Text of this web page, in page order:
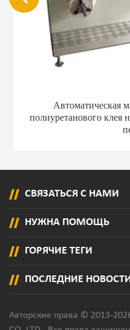
Автоматическая
полиуретанового клея
СВЯЗАТЬСЯ С НАМИ
НУЖНА ПОМОЩЬ
ГОРЯЧИЕ ТЕГИ
ПОСЛЕДНИЕ
Авторские права © 2013-